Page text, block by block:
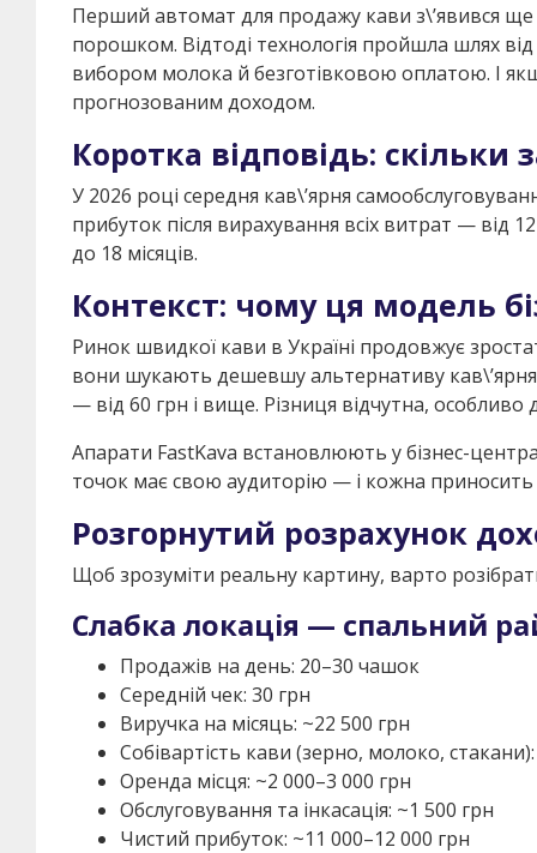
Перший автомат для продажу кави з\’явився
порошком. Відтоді технологія пройшла шлях
вибором молока й безготівковою оплатою. І
прогнозованим доходом.
Коротка відповідь: скільки
У 2026 році середня кав\’ярня
прибуток після вирахування всіх витрат — від
до 18 місяців.
Контекст: чому ця модель
Ринок швидкої кави в Україні продовжує
вони шукають дешевшу альтернативу
— від 60 грн і вище. Різниця відчутна, особливо
Апарати FastKava встановлюють у бізнес-
точок має свою аудиторію — і кожна приносить
Розгорнутий розрахунок
Щоб зрозуміти реальну картину, варто
Слабка локація — спальний
Продажів на день: 20–30 чашок
Середній чек: 30 грн
Виручка на місяць: ~22 500 грн
Собівартість кави (зерно, молоко,
Оренда місця: ~2 000–3 000 грн
Обслуговування та інкасація: ~1 500 грн
Чистий прибуток: ~11 000–12 000 грн